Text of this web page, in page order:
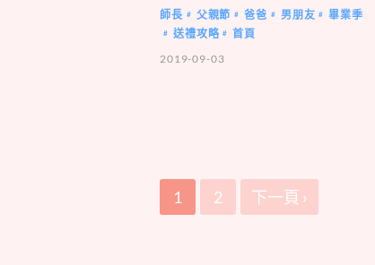
師長 # 父親節 # 爸爸 # 男朋友 # 畢業季
# 送禮攻略 #
首頁
2019-09-03
1 2 下一頁 ›